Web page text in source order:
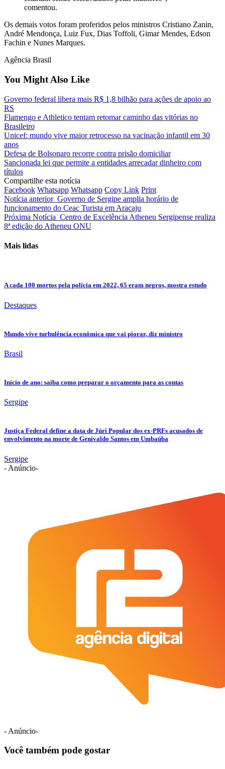
comentou.
Os demais votos foram proferidos pelos ministros Cristiano Zanin,
André Mendonça, Luiz Fux, Dias Toffoli, Gimar Mendes, Edson
Fachin e Nunes Marques.
Agência Brasil
You Might Also Like
Governo federal libera mais R$ 1,8 bilhão para ações de apoio ao
RS
Flamengo e Athletico tentam retomar caminho das vitórias no
Brasileiro
Unicef: mundo vive maior retrocesso na vacinação infantil em 30
anos
Defesa de Bolsonaro recorre contra prisão domiciliar
Sancionada lei que permite a entidades arrecadar dinheiro com
títulos
Compartilhe esta notícia
Facebook Whatsapp Whatsapp Copy Link Print
Notícia anterior Governo de Sergipe amplia horário de
funcionamento do Ceac Turista em Aracaju
Próxima Notícia Centro de Excelência Atheneu Sergipense realiza
8ª edição do Atheneu ONU
Mais lidas
A cada 100 mortos pela polícia em 2022, 65 eram negros, mostra estudo
Destaques
Mundo vive turbulência econômica que vai piorar, diz ministro
Brasil
Início de ano: saiba como preparar o orçamento para as contas
Sergipe
Justiça Federal define a data de Júri Popular dos ex-PRFs acusados de
envolvimento na morte de Genivaldo Santos em Umbaúba
Sergipe
- Anúncio-
- Anúncio-
Você também pode gostar